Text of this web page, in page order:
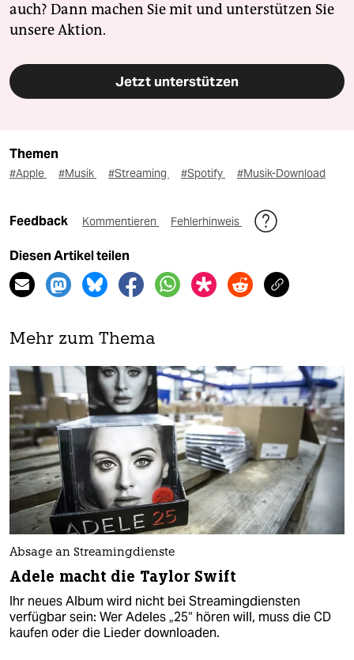
auch? Dann machen Sie mit und unterstützen Sie
unsere Aktion.
Jetzt unterstützen
Themen
#Apple #Musik #Streaming #Spotify #Musik-Download
Feedback Kommentieren Fehlerhinweis
Diesen Artikel teilen
Mehr zum Thema
Absage an Streamingdienste
Adele macht die Taylor Swift
Ihr neues Album wird nicht bei Streamingdiensten
verfügbar sein: Wer Adeles „25“ hören will, muss die CD
kaufen oder die Lieder downloaden.